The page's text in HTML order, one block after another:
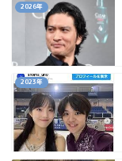
2026年
2023年